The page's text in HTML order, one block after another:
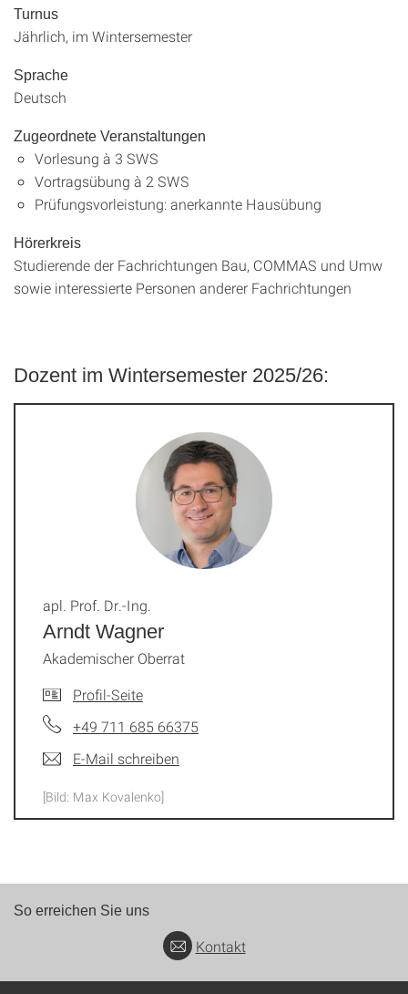
Turnus
Jährlich, im Wintersemester
Sprache
Deutsch
Zugeordnete Veranstaltungen
Vorlesung à 3 SWS
Vortragsübung à 2 SWS
Prüfungsvorleistung: anerkannte Hausübung
Hörerkreis
Studierende der Fachrichtungen Bau, COMMAS und Umw
sowie interessierte Personen anderer Fachrichtungen
Dozent im Wintersemester 2025/26:
Arndt Wagner
apl. Prof. Dr.-Ing.
Akademischer Oberrat
Profil-Seite
+49 711 685 66375
E-Mail schreiben
[Bild: Max Kovalenko]
So erreichen Sie uns
Kontakt